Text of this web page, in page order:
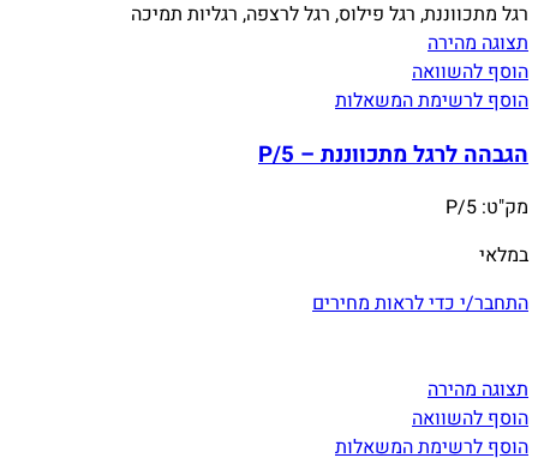
תצוגה מהירה
הוסף להשוואה
הוסף לרשימת המשאלות
הגבהה לרגל מתכווננת – P/5
מק"ט: P/5
במלאי
התחבר/י כדי לראות מחירים
תצוגה מהירה
הוסף להשוואה
הוסף לרשימת המשאלות